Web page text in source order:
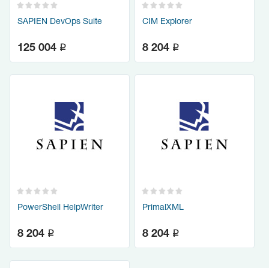
SAPIEN DevOps Suite
125 004 q
CIM Explorer
8 204 q
PowerShell HelpWriter
8 204 q
PrimalXML
8 204 q